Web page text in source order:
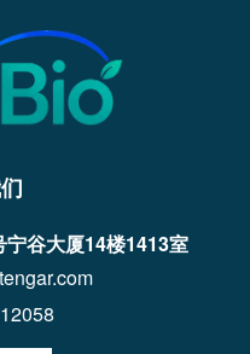
谷大厦14楼1413室